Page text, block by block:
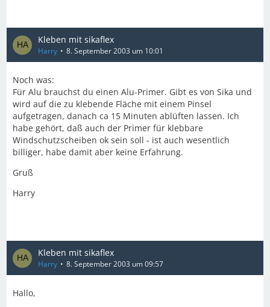
Kleben mit sikaflex
Harry 8. September 2003 um 10:01
Noch was:
Für Alu brauchst du einen Alu-Primer. Gibt es von Sika und
wird auf die zu klebende Fläche mit einem Pinsel
aufgetragen, danach ca 15 Minuten ablüften lassen. Ich
habe gehört, daß auch der Primer für klebbare
Windschutzscheiben ok sein soll - ist auch wesentlich
billiger, habe damit aber keine Erfahrung.
Gruß
Harry
Kleben mit sikaflex
Harry 8. September 2003 um 09:57
Hallo,